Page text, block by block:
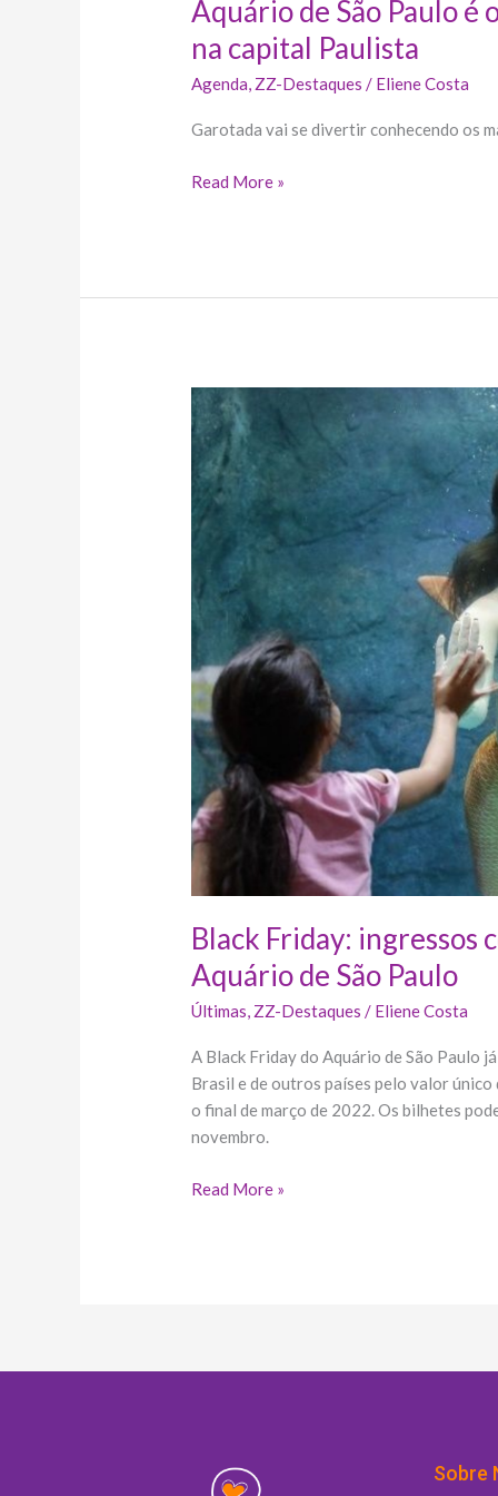
Aquário de São Paulo é
na capital Paulista
Agenda, ZZ-Destaques / Eliene Costa
Garotada vai se divertir conhecendo os
Read More »
Black Friday: ingressos
Aquário de São Paulo
Últimas, ZZ-Destaques / Eliene Costa
A Black Friday do Aquário de São Paulo
Brasil e de outros países pelo valor
o final de março de 2022. Os bilhetes
novembro.
Black
Friday:
ingressos
com
50%
de
desconto
Aquário
de
São
Paulo
Read More »
Sobre